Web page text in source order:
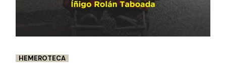
HEMEROTECA